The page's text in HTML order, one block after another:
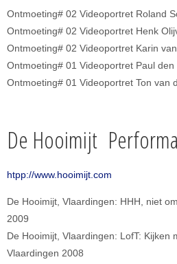
Ontmoeting# 02 Videoportret Roland
Ontmoeting# 02 Videoportret Henk
Ontmoeting# 02 Videoportret Karin
Ontmoeting# 01 Videoportret Paul
Ontmoeting# 01 Videoportret Ton van
De Hooimijt
htpp://www.hooimijt.com
De Hooimijt, Vlaardingen: HHH, niet
2009
De Hooimijt, Vlaardingen: LofT: Kijken
Vlaardingen 2008